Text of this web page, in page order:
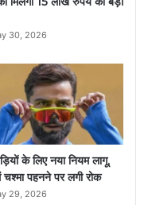
30, 2026
के लिए नया नियम लागू,
पहनने पर लगी रोक
29, 2026